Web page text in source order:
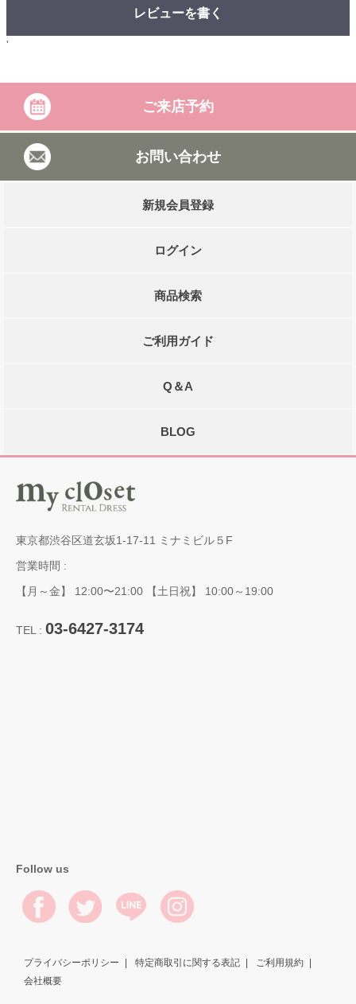
レビューを書く
'
ご来店予約
お問い合わせ
新規会員登録
ログイン
商品検索
ご利用ガイド
Q＆A
BLOG
東京都渋谷区道玄坂1-17-11 ミナミビル５F
営業時間 :
【月～金】 12:00〜21:00 【土日祝】 10:00～19:00
TEL : 03-6427-3174
Follow us
プライバシーポリシー 特定商取引に関する表記
ご利用規約
会社概要